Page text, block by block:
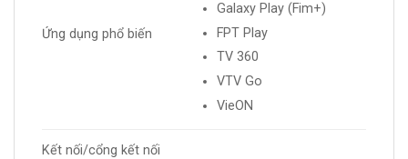
Ứng dụng phổ biến
Galaxy Play (Fim+)
FPT Play
TV 360
VTV Go
VieON
Kết nối/cổng kết nối